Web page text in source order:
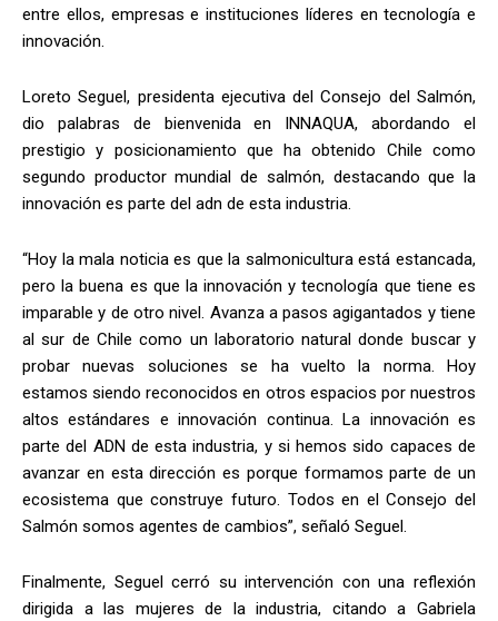
entre ellos, empresas e instituciones líderes en tecnología e
innovación.
Loreto Seguel, presidenta ejecutiva del Consejo del Salmón,
dio palabras de bienvenida en INNAQUA, abordando el
prestigio y posicionamiento que ha obtenido Chile como
segundo productor mundial de salmón, destacando que la
innovación es parte del adn de esta industria.
“Hoy la mala noticia es que la salmonicultura está estancada,
pero la buena es que la innovación y tecnología que tiene es
imparable y de otro nivel. Avanza a pasos agigantados y tiene
al sur de Chile como un laboratorio natural donde buscar y
probar nuevas soluciones se ha vuelto la norma. Hoy
estamos siendo reconocidos en otros espacios por nuestros
altos estándares e innovación continua. La innovación es
parte del ADN de esta industria, y si hemos sido capaces de
avanzar en esta dirección es porque formamos parte de un
ecosistema que construye futuro. Todos en el Consejo del
Salmón somos agentes de cambios”, señaló Seguel.
Finalmente, Seguel cerró su intervención con una reflexión
dirigida a las mujeres de la industria, citando a Gabriela